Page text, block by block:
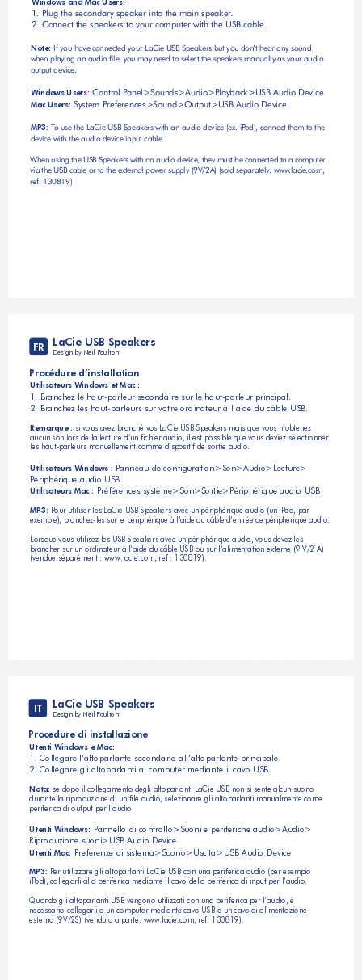
Windows and Mac Users:
1. Plug the secondary speaker into the main speaker.
2. Connect the speakers to your computer with the USB cable.
Note: If you have connected your LaCie USB Speakers but you don’t hear any sound
when playing an audio le, you may need to select the speakers manually as your audio
output device.
Windows Users: Control Panel>Sounds>Audio>Playback>USB Audio Device
Mac Users: System Preferences>Sound>Output>USB Audio Device
MP3: To use the LaCie USB Speakers with an audio device (ex. iPod), connect them to the
device with the audio device input cable.
When using the USB Speakers with an audio device, they must be connected to a computer
via the USB cable or to the external power supply (9V/2A) (sold separately: www.lacie.com,
ref: 130819)
LaCie USB Speakers
FR
Design by Neil Poulton
Procédure d’installation
Utilisateurs Windows et Mac :
1. Branchez le haut-parleur secondaire sur le haut-parleur principal.
2. Branchez les haut-parleurs sur votre ordinateur à l’aide du câble USB.
Remarque : si vous avez branché vos LaCie USB Speakers mais que vous n’obtenez
aucun son lors de la lecture d’un fichier audio, il est possible que vous deviez sélectionner
les haut-parleurs manuellement comme dispositif de sortie audio.
Utilisateurs Windows :
Panneau de configuration>Son>Audio>Lecture>
Périphérique audio USB
Utilisateurs Mac : Préférences système>Son>Sortie>Périphérique audio USB
MP3:
Pour utiliser les LaCie USB Speakers avec un périphérique audio (un iPod, par
exemple), branchez-les sur le périphérique à l’aide du câble d’entrée de périphérique audio.
Lorsque vous utilisez les USB Speakers avec un périphérique audio, vous devez les
brancher sur un ordinateur à l’aide du câble USB ou sur l’alimentation externe (9 V/2 A)
(vendue séparément : www.lacie.com, ref : 130819).
LaCie USB Speakers
Design by Neil Poulton
Procedure di installazione
Utenti Windows e Mac:
1. Collegare l’altoparlante secondario all’altoparlante principale.
2. Collegare gli altoparlanti al computer mediante il cavo USB.
Nota: se dopo il collegamento degli altoparlanti LaCie USB non si sente alcun suono
durante la riproduzione di un file audio, selezionare gli altoparlanti manualmente come
periferica di output per l’audio.
Utenti Windows:
Pannello di controllo>Suoni e periferiche audio>Audio>
Riproduzione suoni>USB Audio Device
Utenti Mac: Preferenze di sistema>Suono>Uscita>USB Audio Device
MP3:
Per utilizzare gli altoparlanti LaCie USB con una periferica audio (per esempio
iPod), collegarli alla periferica mediante il cavo della periferica di input per l’audio.
Quando gli altoparlanti USB vengono utilizzati con una periferica per l’audio, è
necessario collegarli a un computer mediante cavo USB o un cavo di alimentazione
esterno (9V/2S) (venduto a parte: www.lacie.com, ref: 130819).